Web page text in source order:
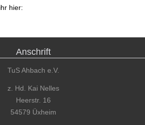
hier:
Anschrift
TuS Ahbach e.V.
z. Hd. Kai Nelles
Heerstr. 16
54579 Üxheim